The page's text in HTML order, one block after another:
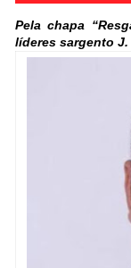
Pela chapa
líderes sargento